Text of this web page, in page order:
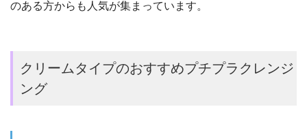
のある方からも人気が集まっています。
クリームタイプのおすすめプチプラクレンジ
ング